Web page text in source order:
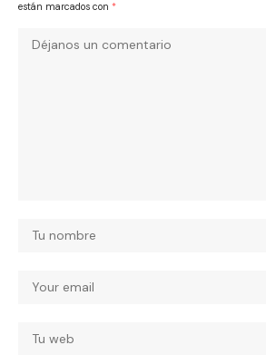
están marcados con *